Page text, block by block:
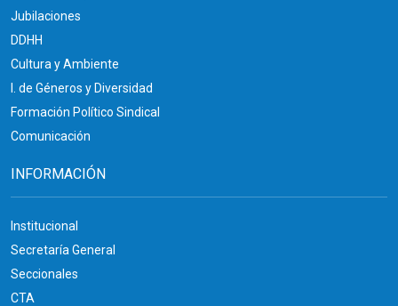
Jubilaciones
DDHH
Cultura y Ambiente
I. de Géneros y Diversidad
Formación Político Sindical
Comunicación
INFORMACIÓN
Institucional
Secretaría General
Seccionales
CTA